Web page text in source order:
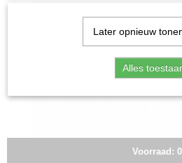
Voorraad: 0
Later opnieuw
Alles